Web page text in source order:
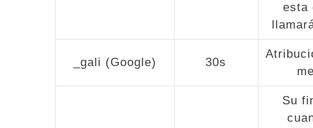
esta
_gali (Google) 30s
Su